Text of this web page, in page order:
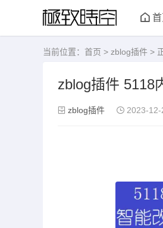
首
当前位置： 首页 > zblog插件 >
zblog插件 5118
zblog插件 2023-